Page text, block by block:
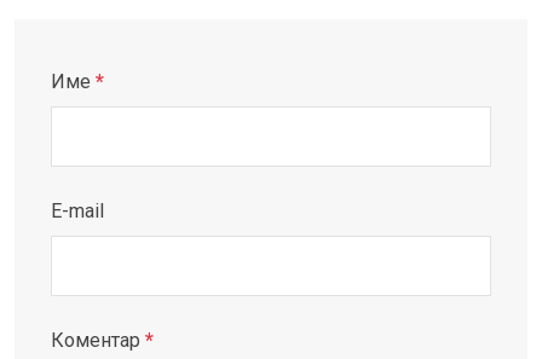
Име *
E-mail
Коментар *